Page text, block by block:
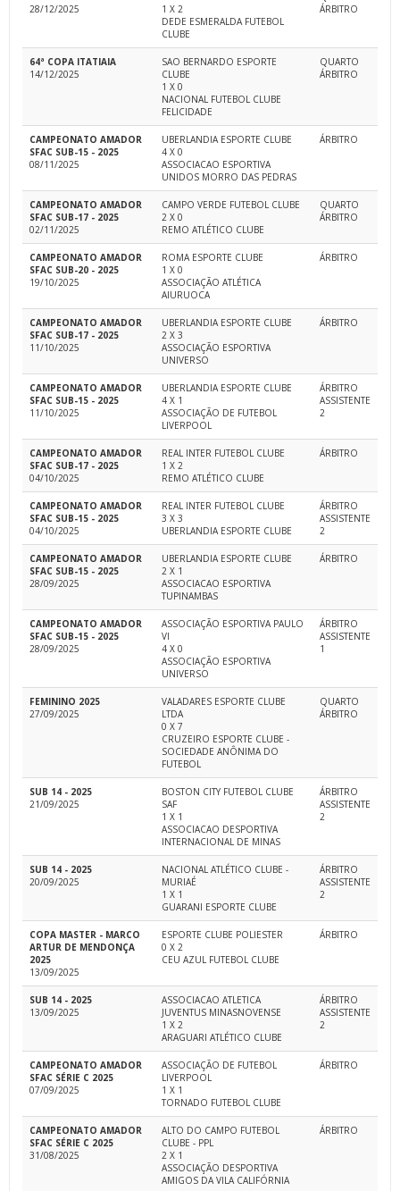
28/12/2025
1 X 2
DEDE ESMERALDA FUTEBOL
CLUBE
ÁRBITRO
64ª COPA ITATIAIA
14/12/2025
SAO BERNARDO ESPORTE
CLUBE
1 X 0
NACIONAL FUTEBOL CLUBE
FELICIDADE
QUARTO
ÁRBITRO
CAMPEONATO AMADOR
SFAC SUB-15 - 2025
08/11/2025
UBERLANDIA ESPORTE CLUBE
4 X 0
ASSOCIACAO ESPORTIVA
UNIDOS MORRO DAS PEDRAS
ÁRBITRO
CAMPEONATO AMADOR
SFAC SUB-17 - 2025
02/11/2025
CAMPO VERDE FUTEBOL CLUBE
2 X 0
REMO ATLÉTICO CLUBE
QUARTO
ÁRBITRO
CAMPEONATO AMADOR
SFAC SUB-20 - 2025
19/10/2025
ROMA ESPORTE CLUBE
1 X 0
ASSOCIAÇÃO ATLÉTICA
AIURUOCA
ÁRBITRO
CAMPEONATO AMADOR
SFAC SUB-17 - 2025
11/10/2025
UBERLANDIA ESPORTE CLUBE
2 X 3
ASSOCIAÇÃO ESPORTIVA
UNIVERSO
ÁRBITRO
CAMPEONATO AMADOR
SFAC SUB-15 - 2025
11/10/2025
UBERLANDIA ESPORTE CLUBE
4 X 1
ASSOCIAÇÃO DE FUTEBOL
LIVERPOOL
ÁRBITRO
ASSISTENTE
2
CAMPEONATO AMADOR
SFAC SUB-17 - 2025
04/10/2025
REAL INTER FUTEBOL CLUBE
1 X 2
REMO ATLÉTICO CLUBE
ÁRBITRO
CAMPEONATO AMADOR
SFAC SUB-15 - 2025
04/10/2025
REAL INTER FUTEBOL CLUBE
3 X 3
UBERLANDIA ESPORTE CLUBE
ÁRBITRO
ASSISTENTE
2
CAMPEONATO AMADOR
SFAC SUB-15 - 2025
28/09/2025
UBERLANDIA ESPORTE CLUBE
2 X 1
ASSOCIACAO ESPORTIVA
TUPINAMBAS
ÁRBITRO
CAMPEONATO AMADOR
SFAC SUB-15 - 2025
28/09/2025
ASSOCIAÇÃO ESPORTIVA PAULO
VI
4 X 0
ASSOCIAÇÃO ESPORTIVA
UNIVERSO
ÁRBITRO
ASSISTENTE
1
FEMININO 2025
27/09/2025
VALADARES ESPORTE CLUBE
LTDA
0 X 7
CRUZEIRO ESPORTE CLUBE -
SOCIEDADE ANÔNIMA DO
FUTEBOL
QUARTO
ÁRBITRO
SUB 14 - 2025
21/09/2025
BOSTON CITY FUTEBOL CLUBE
SAF
1 X 1
ASSOCIACAO DESPORTIVA
INTERNACIONAL DE MINAS
ÁRBITRO
ASSISTENTE
2
SUB 14 - 2025
20/09/2025
NACIONAL ATLÉTICO CLUBE -
MURIAÉ
1 X 1
GUARANI ESPORTE CLUBE
ÁRBITRO
ASSISTENTE
2
COPA MASTER - MARCO
ARTUR DE MENDONÇA
2025
13/09/2025
ESPORTE CLUBE POLIESTER
0 X 2
CEU AZUL FUTEBOL CLUBE
ÁRBITRO
SUB 14 - 2025
13/09/2025
ASSOCIACAO ATLETICA
JUVENTUS MINASNOVENSE
1 X 2
ARAGUARI ATLÉTICO CLUBE
ÁRBITRO
ASSISTENTE
2
CAMPEONATO AMADOR
SFAC SÉRIE C 2025
07/09/2025
ASSOCIAÇÃO DE FUTEBOL
LIVERPOOL
1 X 1
TORNADO FUTEBOL CLUBE
ÁRBITRO
CAMPEONATO AMADOR
SFAC SÉRIE C 2025
31/08/2025
ALTO DO CAMPO FUTEBOL
CLUBE - PPL
2 X 1
ASSOCIAÇÃO DESPORTIVA
AMIGOS DA VILA CALIFÓRNIA
ÁRBITRO